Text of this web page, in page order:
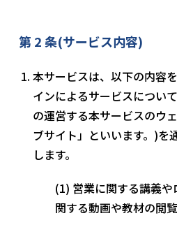
第 2 条(サービス内容)
本サービスは、以下の内容
インによるサービスについ
の運営する本サービスのウ
ブサイト」といいます。)を
します。
営業に関する講義
関する動画や教材の閲覧